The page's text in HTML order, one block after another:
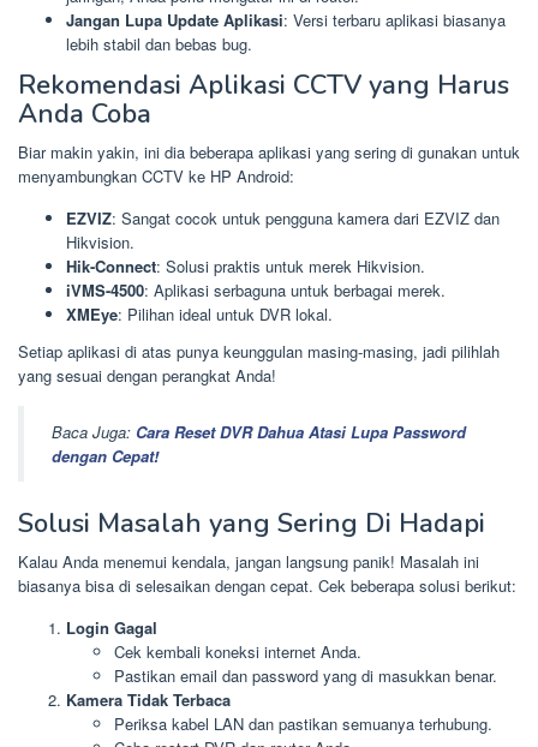
Jangan Lupa Update Aplikasi: Versi terbaru aplikasi biasanya
lebih stabil dan bebas bug.
Rekomendasi Aplikasi CCTV yang Harus
Anda Coba
Biar makin yakin, ini dia beberapa aplikasi yang sering di gunakan untuk
menyambungkan CCTV ke HP Android:
EZVIZ: Sangat cocok untuk pengguna kamera dari EZVIZ dan
Hikvision.
Hik-Connect: Solusi praktis untuk merek Hikvision.
iVMS-4500: Aplikasi serbaguna untuk berbagai merek.
XMEye: Pilihan ideal untuk DVR lokal.
Setiap aplikasi di atas punya keunggulan masing-masing, jadi pilihlah
yang sesuai dengan perangkat Anda!
Baca Juga: Cara Reset DVR Dahua Atasi Lupa Password
dengan Cepat!
Solusi Masalah yang Sering Di Hadapi
Kalau Anda menemui kendala, jangan langsung panik! Masalah ini
biasanya bisa di selesaikan dengan cepat. Cek beberapa solusi berikut:
Login Gagal
Cek kembali koneksi internet Anda.
Pastikan email dan password yang di masukkan benar.
Kamera Tidak Terbaca
Periksa kabel LAN dan pastikan semuanya terhubung.